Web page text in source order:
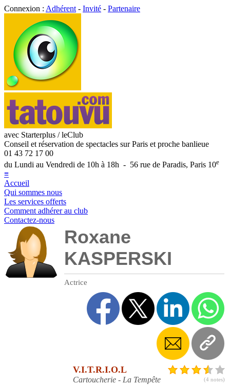
Connexion : Adhérent - Invité - Partenaire
avec Starterplus / leClub
Conseil et réservation de spectacles sur Paris et proche banlieue
01 43 72 17 00
du Lundi au Vendredi de 10h à 18h - 56 rue de Paradis, Paris 10e
≡
Accueil
Qui sommes nous
Les services offerts
Comment adhérer au club
Contactez-nous
Roxane
KASPERSKI
Actrice
(4 notes)
V.I.T.R.I.O.L
Cartoucherie - La Tempête